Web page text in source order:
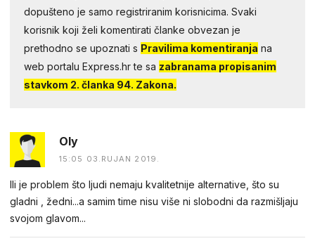
dopušteno je samo registriranim korisnicima. Svaki
korisnik koji želi komentirati članke obvezan je
prethodno se upoznati s Pravilima komentiranja na
web portalu Express.hr te sa zabranama propisanim
stavkom 2. članka 94. Zakona.
Oly
15:05 03.RUJAN 2019.
Ili je problem što ljudi nemaju kvalitetnije alternative, što su
gladni , žedni...a samim time nisu više ni slobodni da razmišljaju
svojom glavom...